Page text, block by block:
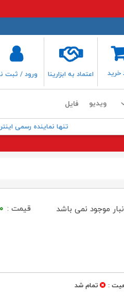
خرید اعتماد به ابزارینا ورود / ثبت
ویدیو فایل
تنها نماینده رسمی
قیمت : موجود نمی باشد
:
تمام شد